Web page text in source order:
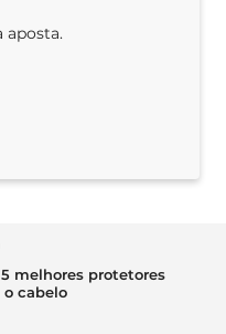
aposta.
melhores protetores
o cabelo